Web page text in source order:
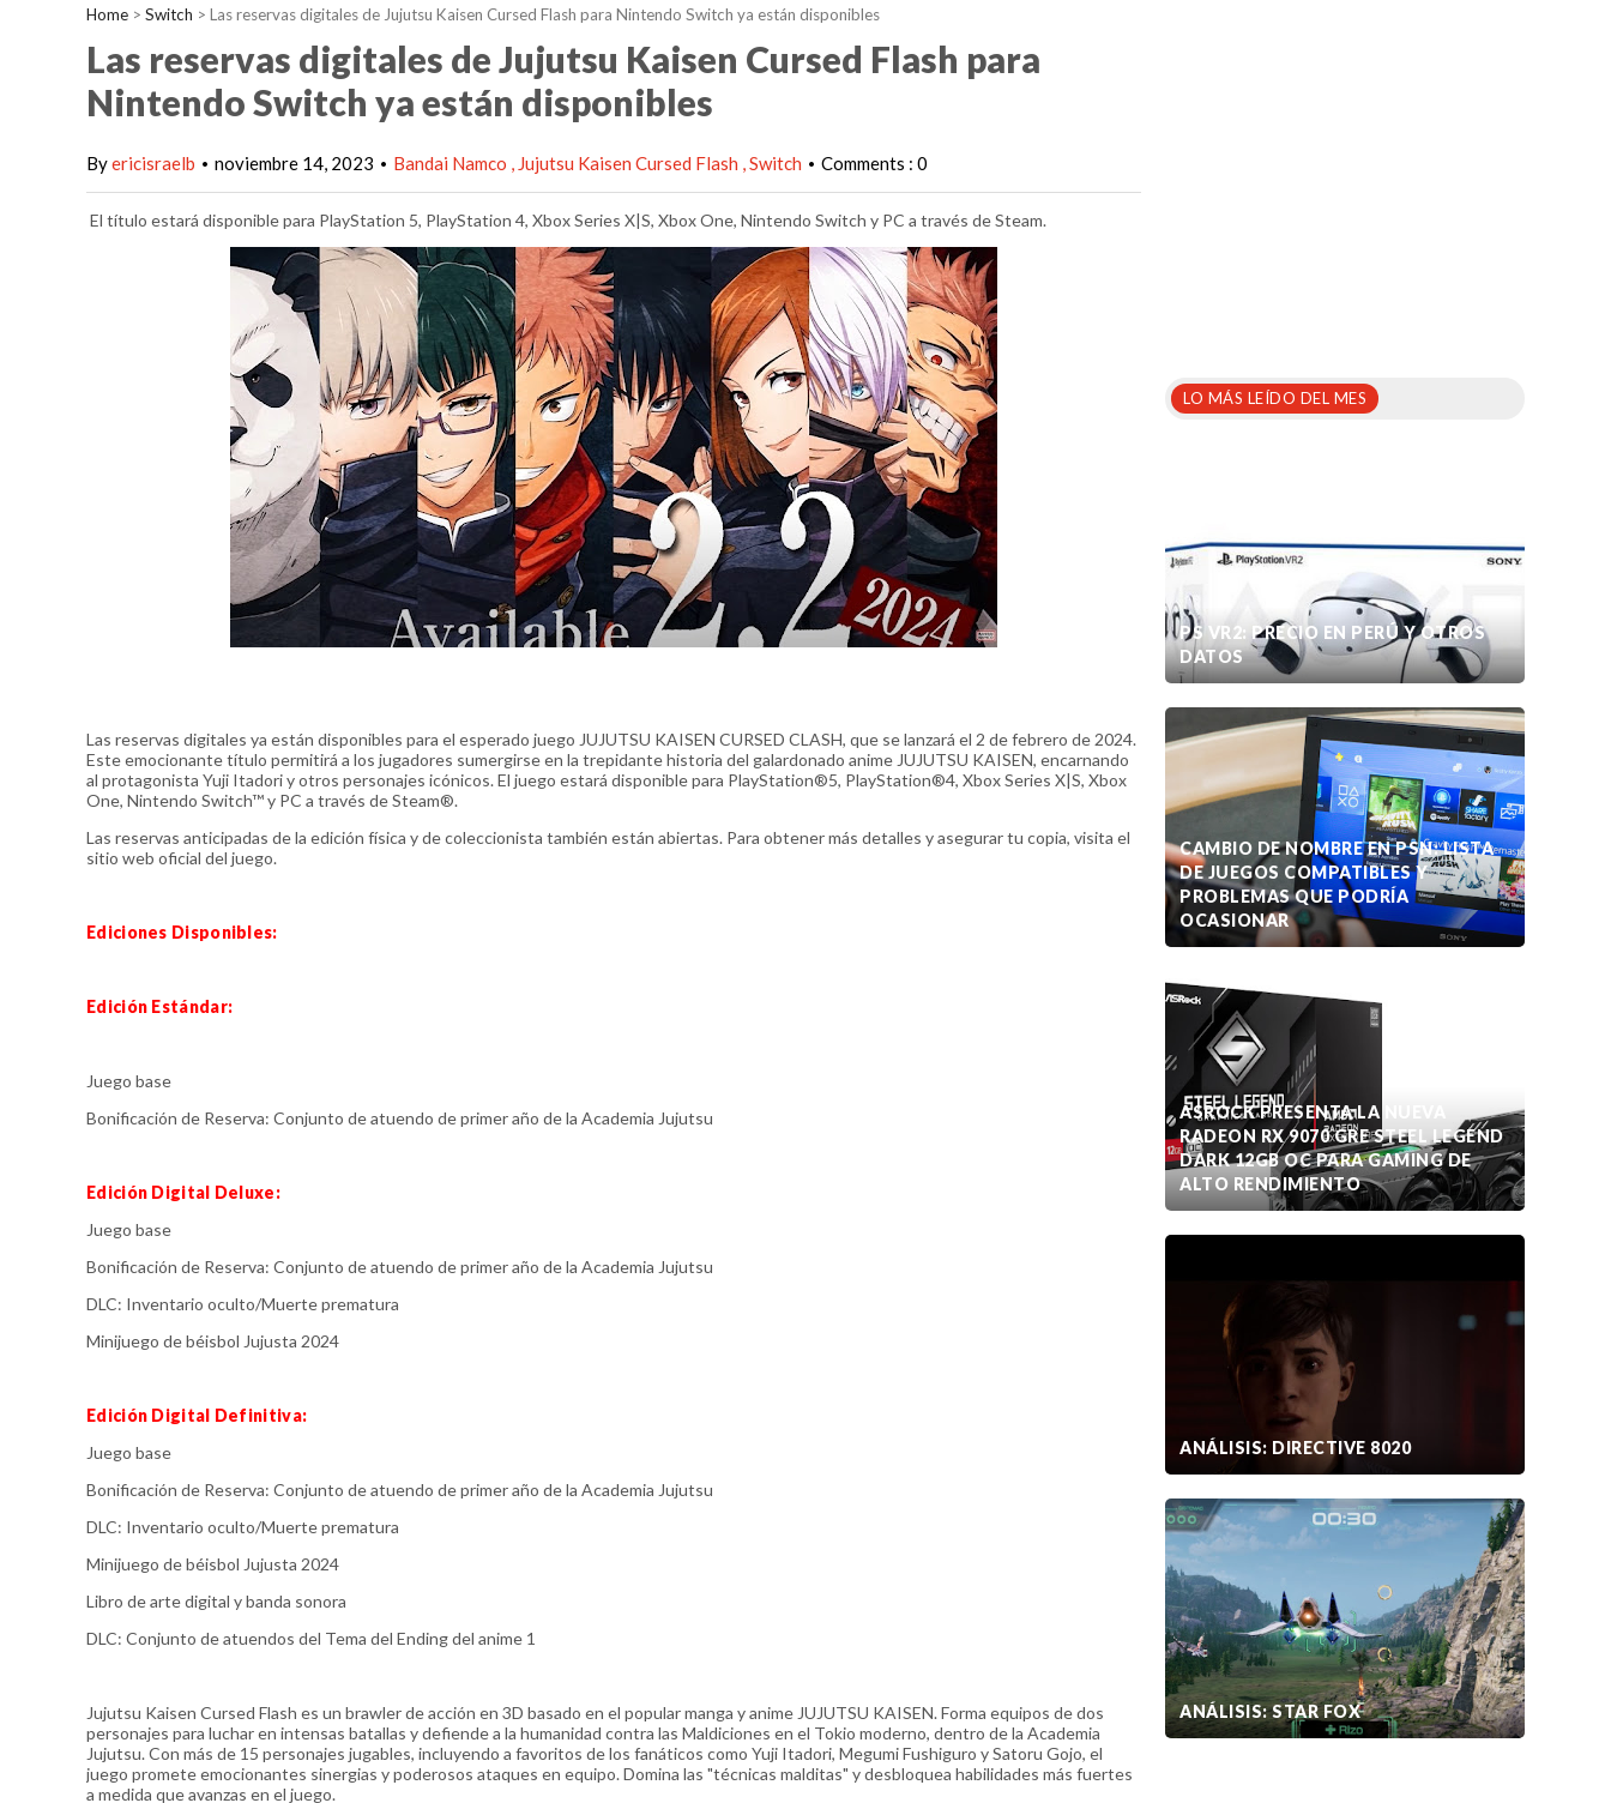
Home > Switch > Las reservas digitales de Jujutsu Kaisen Cursed Flash para Nintendo Switch ya están disponibles
Las reservas digitales de Jujutsu Kaisen Cursed Flash para
Nintendo Switch ya están disponibles
Byericisraelb • noviembre 14, 2023 • Bandai Namco Jujutsu Kaisen Cursed Flash Switch • Comments : 0
El título estará disponible para PlayStation 5, PlayStation 4, Xbox Series X|S, Xbox One, Nintendo Switch y PC a través de Steam.
Las reservas digitales ya están disponibles para el esperado juego JUJUTSU KAISEN CURSED CLASH, que se lanzará el 2 de febrero de 2024.
Este emocionante título permitirá a los jugadores sumergirse en la trepidante historia del galardonado anime JUJUTSU KAISEN, encarnando
al protagonista Yuji Itadori y otros personajes icónicos. El juego estará disponible para PlayStation®5, PlayStation®4, Xbox Series X|S, Xbox
One, Nintendo Switch™ y PC a través de Steam®.
Las reservas anticipadas de la edición física y de coleccionista también están abiertas. Para obtener más detalles y asegurar tu copia, visita el
sitio web oficial del juego.
Ediciones Disponibles:
Edición Estándar:
Juego base
Bonificación de Reserva: Conjunto de atuendo de primer año de la Academia Jujutsu
Edición Digital Deluxe:
Juego base
Bonificación de Reserva: Conjunto de atuendo de primer año de la Academia Jujutsu
DLC: Inventario oculto/Muerte prematura
Minijuego de béisbol Jujusta 2024
Edición Digital Definitiva:
Juego base
Bonificación de Reserva: Conjunto de atuendo de primer año de la Academia Jujutsu
DLC: Inventario oculto/Muerte prematura
Minijuego de béisbol Jujusta 2024
Libro de arte digital y banda sonora
DLC: Conjunto de atuendos del Tema del Ending del anime 1
Jujutsu Kaisen Cursed Flash es un brawler de acción en 3D basado en el popular manga y anime JUJUTSU KAISEN. Forma equipos de dos
personajes para luchar en intensas batallas y defiende a la humanidad contra las Maldiciones en el Tokio moderno, dentro de la Academia
Jujutsu. Con más de 15 personajes jugables, incluyendo a favoritos de los fanáticos como Yuji Itadori, Megumi Fushiguro y Satoru Gojo, el
juego promete emocionantes sinergias y poderosos ataques en equipo. Domina las "técnicas malditas" y desbloquea habilidades más fuertes
a medida que avanzas en el juego.
LO MÁS LEÍDO DEL MES
PS VR2: PRECIO EN PERÚ Y OTROS
DATOS
CAMBIO DE NOMBRE EN PSN: LISTA
DE JUEGOS COMPATIBLES Y
PROBLEMAS QUE PODRÍA
OCASIONAR
ASROCK PRESENTA LA NUEVA
RADEON RX 9070 GRE STEEL LEGEND
DARK 12GB OC PARA GAMING DE
ALTO RENDIMIENTO
ANÁLISIS: DIRECTIVE 8020
ANÁLISIS: STAR FOX